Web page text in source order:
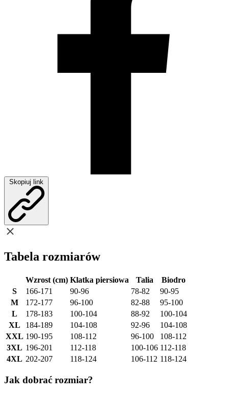
Skopiuj link
Tabela rozmiarów
Wzrost (cm) Klatka piersiowa Talia
Biodro
S
166-171 90-96 78-82
90-95
M
172-177 96-100 82-88
95-100
L
178-183 100-104 88-92
100-104
XL
184-189 104-108 92-96
104-108
XXL 190-195 108-112 96-100
108-112
3XL 196-201 112-118 100-106 112-118
4XL 202-207 118-124 106-112 118-124
Jak dobrać rozmiar?